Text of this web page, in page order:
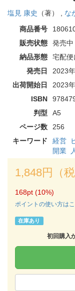
塩見 康史 （著） , な
商品番号
販売状態
発売中
納品形態
宅配便
発売日
2023
出荷開始日
2023
ISBN
判型
A5
ページ数
256
キーワード
経営
開業
1,848円（税
168pt (10%)
ポイントの使い方は
在庫あり
初回購入